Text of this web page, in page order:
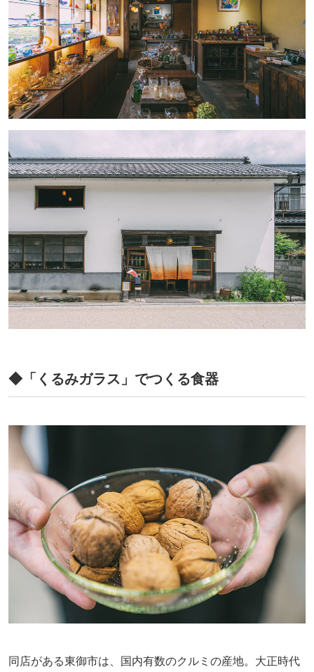
◆「くるみガラス」でつくる食器
同店がある東御市は、国内有数のクルミの産地。大正時代